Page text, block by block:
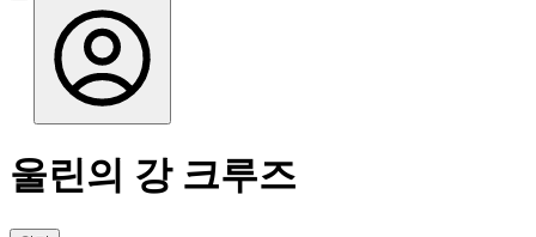
울린의 강 크루즈